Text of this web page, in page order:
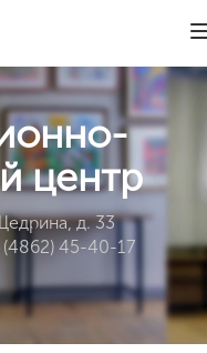
центр
д. 33
(4862) 45-40-17